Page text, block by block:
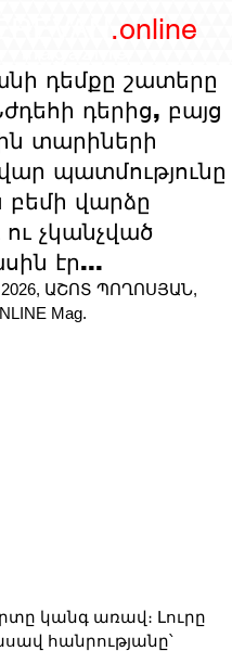
.online
դեմքը շատերը
դերից, բայց
տարիների
պատմությունը
վարձը
ու չկանչված
էր...
ԱՇՈՏ ՊՈՂՈՍՅԱՆ,
Mag.
կանգ առավ։ Լուրը
հանրությանը՝